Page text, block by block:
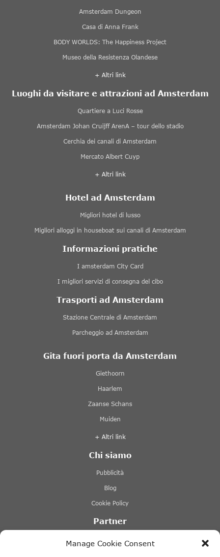
Manage Cookie Consent
Amsterdam Dungeon
Casa di Anna Frank
BODY WORLDS: The Happiness Project
Museo della Resistenza Olandese
+ Altri link
Luoghi da visitare e attrazioni ad Amsterdam
Quartiere a Luci Rosse
Amsterdam Johan Cruijff ArenA – tour dello stadio
Cerchia dei canali di Amsterdam
Mercato Albert Cuyp
+ Altri link
Hotel ad Amsterdam
Migliori hotel di lusso
Migliori alloggi in houseboat sui canali di Amsterdam
Informazioni pratiche
I amsterdam City Card
I migliori servizi di consegna del cibo
Trasporti ad Amsterdam
Stazione Centrale di Amsterdam
Parcheggio ad Amsterdam
Gita fuori porta da Amsterdam
Giethoorn
Haarlem
Zaanse Schans
Muiden
+ Altri link
Chi siamo
Pubblicità
Blog
Cookie Policy
Partner
Lovers Canal Cruises Amsterdam